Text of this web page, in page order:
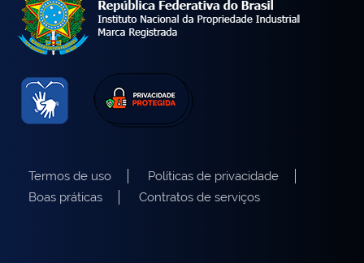
Termos de uso
Políticas de privacidade
Boas práticas
Contratos de serviços